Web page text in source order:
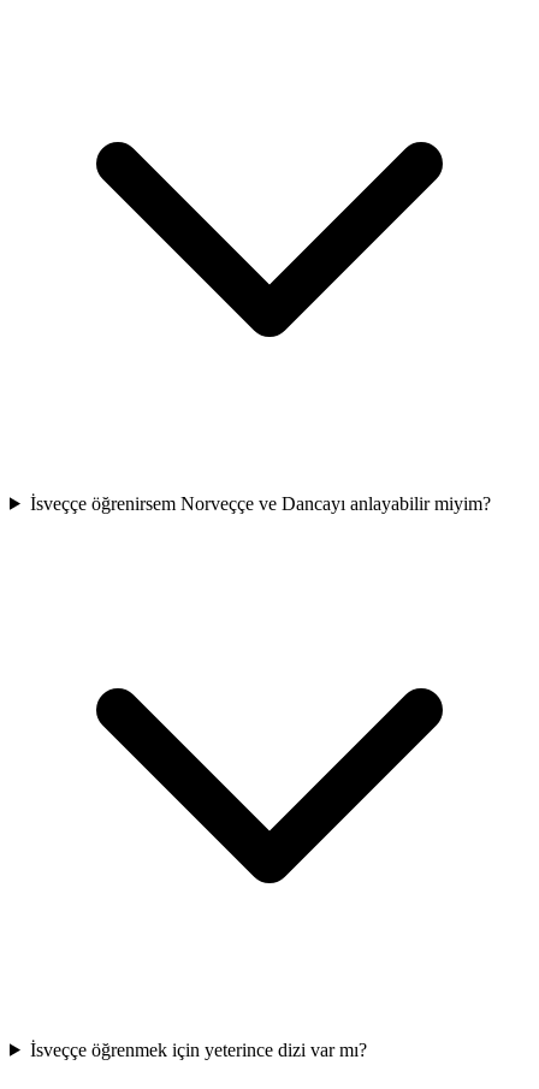
İsveççe öğrenirsem Norveççe ve Dancayı anlayabilir miyim?
İsveççe öğrenmek için yeterince dizi var mı?